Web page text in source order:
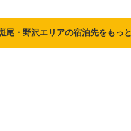
尾・野沢エリアの宿泊先をもっ